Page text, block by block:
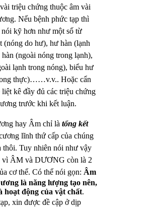
triệu chứng thuộc âm vài
Nếu bệnh phức tạp thì
nói kỹ hơn như một số từ
(nóng do hư), hư hàn (lạnh
(ngoài nóng trong lạnh),
lạnh trong nóng), biểu hư
thực)……v.v.. Hoặc cẩn
kê đầy đủ các triệu chứng
trước khi kết luận.
hay Âm chỉ là tổng kết
lĩnh thứ cấp của chúng
thôi. Tuy nhiên nói như vậy
vì ÂM và DƯƠNG còn là 2
cơ thể. Có thể nói gọn: Âm
là năng lượng tạo nên,
hoạt động của vật chất.
xin được đề cập ở dịp